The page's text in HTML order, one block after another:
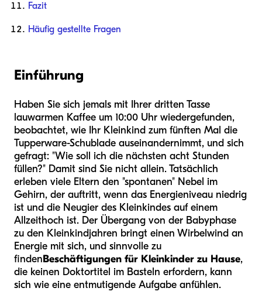
Fazit
Häufig gestellte Fragen
Einführung
Haben Sie sich jemals mit Ihrer dritten Tasse
lauwarmen Kaffee um 10:00 Uhr wiedergefunden,
beobachtet, wie Ihr Kleinkind zum fünften Mal die
Tupperware-Schublade auseinandernimmt, und sich
gefragt: "Wie soll ich die nächsten acht Stunden
füllen?" Damit sind Sie nicht allein. Tatsächlich
erleben viele Eltern den "spontanen" Nebel im
Gehirn, der auftritt, wenn das Energieniveau niedrig
ist und die Neugier des Kleinkindes auf einem
Allzeithoch ist. Der Übergang von der Babyphase
zu den Kleinkindjahren bringt einen Wirbelwind an
Energie mit sich, und sinnvolle zu
findenBeschäftigungen für Kleinkinder zu Hause,
die keinen Doktortitel im Basteln erfordern, kann
sich wie eine entmutigende Aufgabe anfühlen.